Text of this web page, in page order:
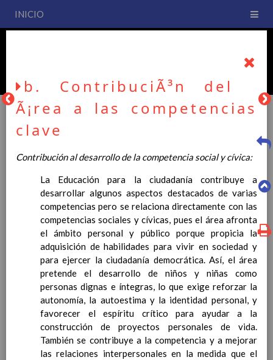
INICIO
CEIP San Fernando
PLAN DE CENTRO
La entrada en vigor del Real Decreto 126/2014, de 28 de
febrero, por el que se establece el currículo básico de la
Educación Primaria, se ha hecho necesario la revisión y
adecuación de nuestro Plan de Centro a esta normativa, el cual
usted podrá consultar desde este sitio web.
Esperamos que sea de su interés.
Contenido
IntroducciÃ³n
AnÃ¡lisis del Contexto
Proyecto Educativo
Marco Normativo
b. ContribuciÃ³n del
Ã¡rea a las competencias
clave
Contribución al desarrollo de la competencia social y cívica:
La Educación para la ciudadanía contribuye a
desarrollar algunos aspectos destacados de varias
competencias pero se relaciona directamente con las
competencias sociales y cívicas, pues el área afronta
el ámbito personal y público porque propicia la
adquisición de habilidades para vivir en sociedad y
para ejercer la ciudadanía democrática. Así, el área
pretende el desarrollo de niños y niñas como
personas dignas e íntegras, lo que exige reforzar la
autonomía, la autoestima y la identidad personal, y
favorecer el espíritu crítico para ayudar a la
construcción de proyectos personales de vida.
También se contribuye a la competencia y a mejorar
las relaciones interpersonales en la medida que el